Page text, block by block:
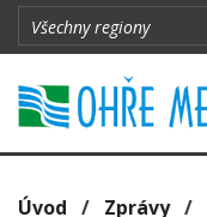
Úvod / Zprávy/